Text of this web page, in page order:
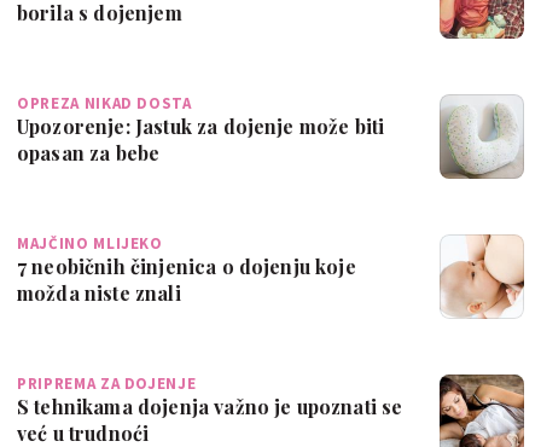
borila s dojenjem
OPREZA NIKAD DOSTA
Upozorenje: Jastuk za dojenje može biti
opasan za bebe
MAJČINO MLIJEKO
7 neobičnih činjenica o dojenju koje
možda niste znali
PRIPREMA ZA DOJENJE
S tehnikama dojenja važno je upoznati se
već u trudnoći